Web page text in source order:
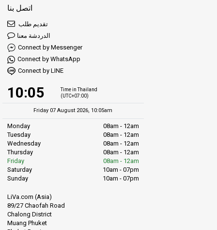
اتصل بنا
تقديم طلب
الدردشة معنا
Connect by Messenger
Connect by WhatsApp
Connect by LINE
10:05
Time in Thailand
(UTC+07:00)
Friday 07 August 2026, 10:05am
Monday
08am - 12am
Tuesday
08am - 12am
Wednesday
08am - 12am
Thursday
08am - 12am
Friday
08am - 12am
Saturday
10am - 07pm
Sunday
10am - 07pm
LiVa.com (Asia)
89/27 Chaofah Road
Chalong District
Muang Phuket